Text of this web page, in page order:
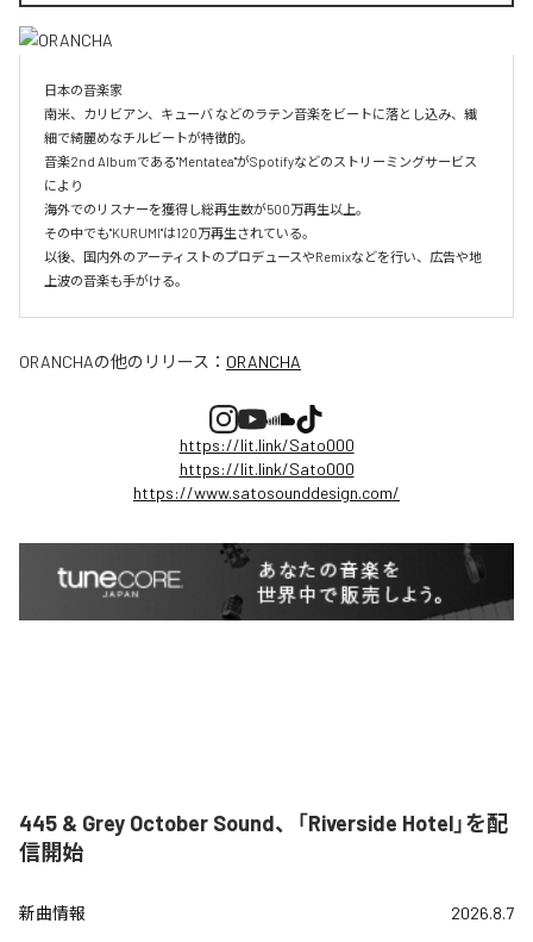
日本の音楽家
南米、カリビアン、キューバ などのラテン音楽をビートに落とし込み、繊
細で綺麗めなチルビートが特徴的。
音楽2nd Albumである"Mentatea"がSpotifyなどのストリーミングサービス
により
海外でのリスナーを獲得し総再生数が500万再生以上。
その中でも"KURUMI"は120万再生されている。
以後、国内外のアーティストのプロデュースやRemixなどを行い、広告や地
上波の音楽も手がける。
ORANCHAの他のリリース： ORANCHA
https://lit.link/Sato000
https://lit.link/Sato000
https://www.satosounddesign.com/
445 & Grey October Sound、「Riverside Hotel」を配
信開始
新曲情報 2026.8.7